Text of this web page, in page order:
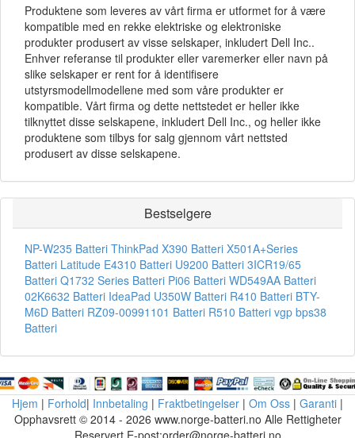
Produktene som leveres av vårt firma er utformet for å være
kompatible med en rekke elektriske og elektroniske
produkter produsert av visse selskaper, inkludert Dell Inc..
Enhver referanse til produkter eller varemerker eller navn på
slike selskaper er rent for å identifisere
utstyrsmodellmodellene med som våre produkter er
kompatible. Vårt firma og dette nettstedet er heller ikke
tilknyttet disse selskapene, inkludert Dell Inc., og heller ikke
produktene som tilbys for salg gjennom vårt nettsted
produsert av disse selskapene.
Bestselgere
NP-W235 Batteri ThinkPad X390 Batteri X501A+Series
Batteri Latitude E4310 Batteri U9200 Batteri 3ICR19/65
Batteri Q1732 Series Batteri Pi06 Batteri WD549AA Batteri
02K6632 Batteri IdeaPad U350W Batteri R410 Batteri BTY-
M6D Batteri RZ09-00991101 Batteri R510 Batteri vgp bps38
Batteri
Hjem | Forhold| Innbetaling | Fraktbetingelser | Om Oss | Garanti |
Opphavsrett © 2014 - 2026 www.norge-batteri.no Alle Rettigheter
Reservert E-post:order@norge-batteri.no